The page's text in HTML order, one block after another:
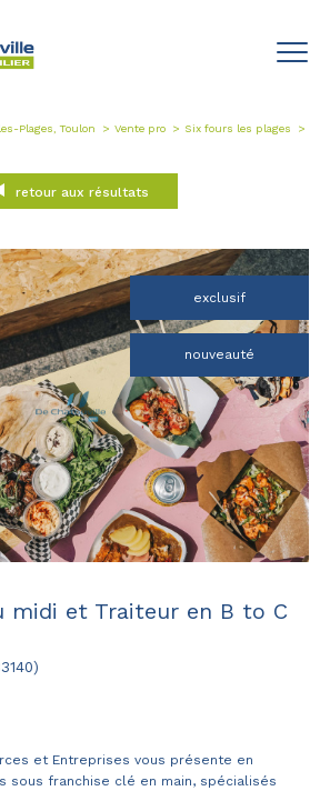
Plages, Toulon Vente pro
Six fours les plages
retour aux résultats
exclusif
nouveauté
midi et Traiteur en B to C
et Entreprises vous présente en
sous franchise clé en main, spécialisés